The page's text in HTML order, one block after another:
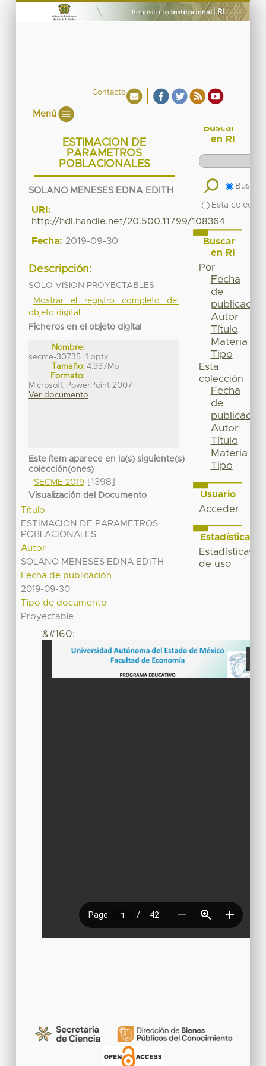
Contacto
Menú
ESTIMACION DE
PARAMETROS
POBLACIONALES
SOLANO MENESES EDNA EDITH
URI:
http://hdl.handle.net/20.500.11799/108364
Fecha: 2019-09-30
Descripción:
SOLO VISION PROYECTABLES
Mostrar el registro completo del
objeto digital
Ficheros en el objeto digital
Nombre:
secme-30735_1.pptx
Tamaño: 4.937Mb
Formato:
Microsoft PowerPoint 2007
Ver documento
Este ítem aparece en la(s) siguiente(s)
colección(ones)
SECME 2019
[1398]
Visualización del Documento
Título
ESTIMACION DE PARAMETROS
POBLACIONALES
Autor
SOLANO MENESES EDNA EDITH
Fecha de publicación
2019-09-30
Tipo de documento
Proyectable
&#160;
Buscar
en RI
Buscar
Esta
Buscar
en RI
Por
Fecha
de
publicación
Autor
Título
Materia
Tipo
Esta
colección
Fecha
de
publicación
Autor
Título
Materia
Tipo
Usuario
Acceder
Estadísticas
Estadísticas
de uso